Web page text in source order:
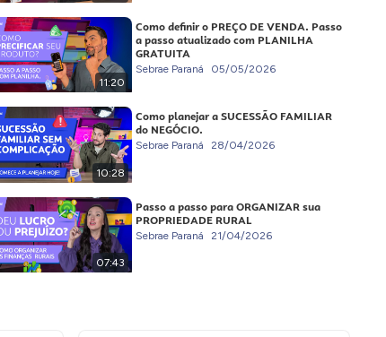
11:20
Como definir o PREÇO DE VENDA. Passo
a passo atualizado com PLANILHA
GRATUITA
Sebrae Paraná 05/05/2026
10:28
Como planejar a SUCESSÃO FAMILIAR
do NEGÓCIO.
Sebrae Paraná 28/04/2026
07:43
Passo a passo para ORGANIZAR sua
PROPRIEDADE RURAL
Sebrae Paraná 21/04/2026